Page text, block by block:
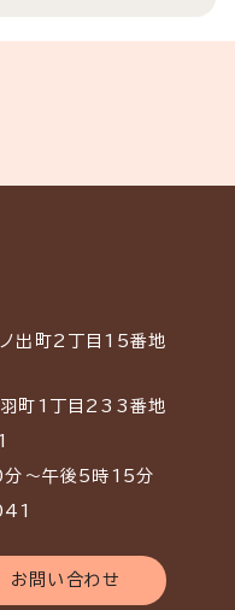
出町2丁目15番地
羽町1丁目233番地
～午後5時15分
お問い合わせ